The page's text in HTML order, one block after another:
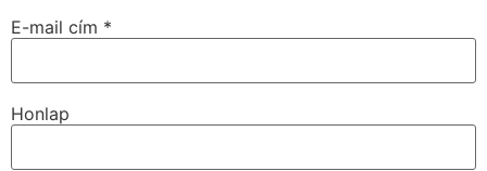
E-mail cím *
Honlap